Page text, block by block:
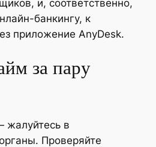
и, соответственно,
банкингу, к
приложение AnyDesk.
за пару
жалуйтесь в
Проверяйте